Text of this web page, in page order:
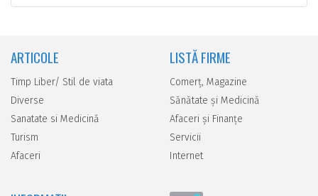
ARTICOLE
Timp Liber/ Stil de viata
Diverse
Sanatate si Medicină
Turism
Afaceri
LISTĂ FIRME
Comerţ, Magazine
Sănătate şi Medicină
Afaceri şi Finanţe
Servicii
Internet